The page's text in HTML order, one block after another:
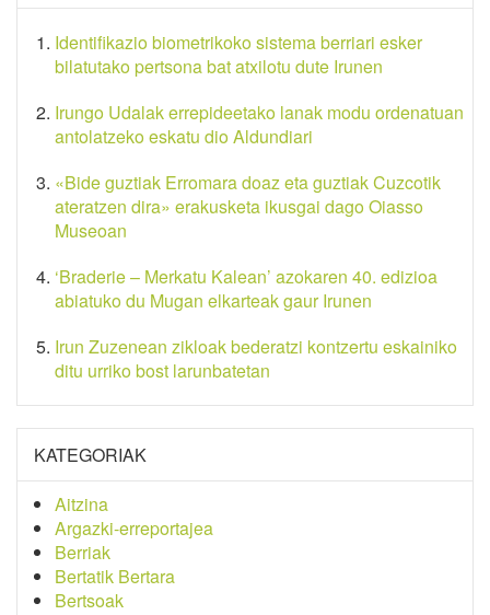
Identifikazio biometrikoko sistema berriari esker
bilatutako pertsona bat atxilotu dute Irunen
Irungo Udalak errepideetako lanak modu ordenatuan
antolatzeko eskatu dio Aldundiari
«Bide guztiak Erromara doaz eta guztiak Cuzcotik
ateratzen dira» erakusketa ikusgai dago Oiasso
Museoan
‘Braderie – Merkatu Kalean’ azokaren 40. edizioa
abiatuko du Mugan elkarteak gaur Irunen
Irun Zuzenean zikloak bederatzi kontzertu eskainiko
ditu urriko bost larunbatetan
KATEGORIAK
Aitzina
Argazki-erreportajea
Berriak
Bertatik Bertara
Bertsoak